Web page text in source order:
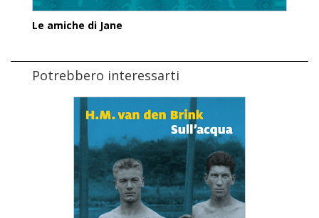
Le amiche di Jane
Potrebbero interessarti